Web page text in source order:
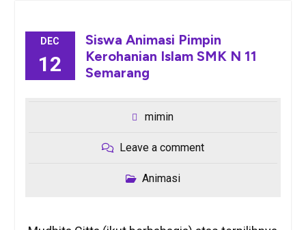
DEC
12
Siswa Animasi Pimpin
Kerohanian Islam SMK N 11
Semarang
mimin
Leave a comment
Animasi